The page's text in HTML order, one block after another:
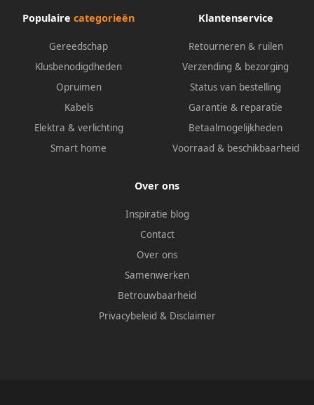
Populaire categorieën
Gereedschap
Klusbenodigdheden
Opruimen
Kabels
Elektra & verlichting
Smart home
Klantenservice
Retourneren & ruilen
Verzending & bezorging
Status van bestelling
Garantie & reparatie
Betaalmogelijkheden
Voorraad & beschikbaarheid
Over ons
Inspiratie blog
Contact
Over ons
Samenwerken
Betrouwbaarheid
Privacybeleid & Disclaimer